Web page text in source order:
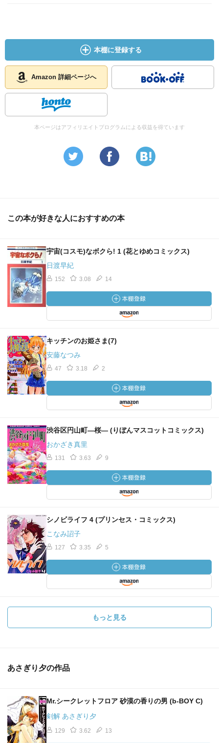
本棚に登録する
Amazon 詳細ページへ
本ページはアフィリエイトプログラムによる収益を得ています
この本が好きな人におすすめの本
宇宙(コスモ)なボクら! 1 (花とゆめコミックス)
日渡早紀
152 3.08 14
キッチンのお姫さま(7)
安藤なつみ
47 3.18 2
渋谷区円山町―桜― (りぼんマスコットコミックス)
おかざき真里
131 3.63 9
シノビライフ 4 (プリンセス・コミックス)
こなみ詔子
127 3.35 5
もっと見る
あさぎり夕の作品
Mr.シークレットフロア 砂漠の香りの男 (b-BOY C)
剣解 あさぎり夕
129 3.62 13